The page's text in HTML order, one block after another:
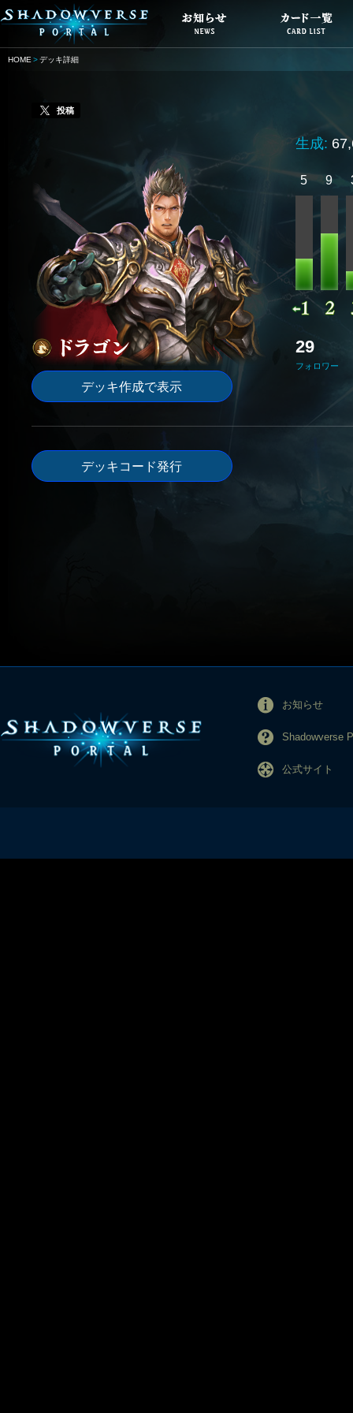
HOME デッキ詳細
投稿
デッキ作成で表示
生成:
5 9
29
フォロワー
デッキコード発行
お知らせ
Shadowverse
公式サイト